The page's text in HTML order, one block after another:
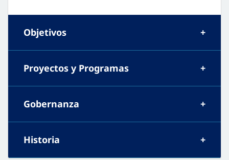
Objetivos
Proyectos y Programas
Gobernanza
Historia